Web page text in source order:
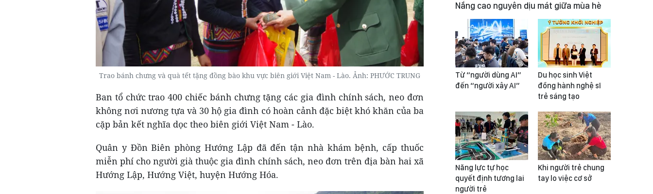
Trao bánh chưng và quà tết tặng đồng bào khu vực biên giới Việt Nam - Lào. Ảnh: PHƯỚC TRUNG
Ban tổ chức trao 400 chiếc bánh chưng tặng các gia đình chính sách, neo đơn
không nơi nương tựa và 30 hộ gia đình có hoàn cảnh đặc biệt khó khăn của ba
cặp bản kết nghĩa dọc theo biên giới Việt Nam - Lào.
Quân y Đồn Biên phòng Hướng Lập đã đến tận nhà khám bệnh, cấp thuốc
miễn phí cho người già thuộc gia đình chính sách, neo đơn trên địa bàn hai xã
Hướng Lập, Hướng Việt, huyện Hướng Hóa.
Nắng cao nguyên dịu mát giữa mùa hè
Từ “người dùng AI”
đến “người xây AI”
Du học sinh Việt
đồng hành nghệ sĩ
trẻ sáng tạo
Năng lực tự học
quyết định tương lai
người trẻ
Khi người trẻ chung
tay lo việc cơ sở